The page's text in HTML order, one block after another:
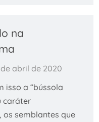
na
de abril de 2020
isso a “bússola
caráter
os semblantes que